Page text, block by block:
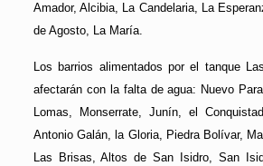
Amador, Alcibia, La Candelaria, La
de Agosto, La María.
Los barrios alimentados por el tanque
afectarán con la falta de agua: Nuevo
Lomas, Monserrate, Junín, el
Antonio Galán, la Gloria, Piedra Bolívar,
Las Brisas, Altos de San Isidro, San